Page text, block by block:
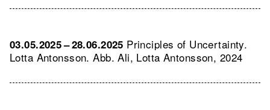
03.05.2025 – 28.06.2025 Principles of Uncertainty.
Lotta Antonsson.Abb. Ali, Lotta Antonsson, 2024